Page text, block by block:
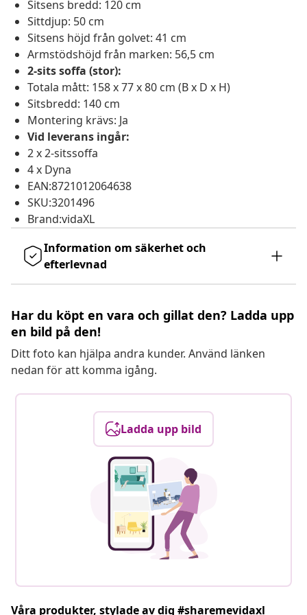
Sitsens bredd: 120 cm
Sittdjup: 50 cm
Sitsens höjd från golvet: 41 cm
Armstödshöjd från marken: 56,5 cm
2-sits soffa (stor):
Totala mått: 158 x 77 x 80 cm (B x D x H)
Sitsbredd: 140 cm
Montering krävs: Ja
Vid leverans ingår:
2 x 2-sitssoffa
4 x Dyna
EAN:8721012064638
SKU:3201496
Brand:vidaXL
Information om säkerhet och
efterlevnad
Har du köpt en vara och gillat den? Ladda upp
en bild på den!
Ditt foto kan hjälpa andra kunder. Använd länken
nedan för att komma igång.
Ladda upp bild
Våra produkter, stylade av dig #sharemevidaxl